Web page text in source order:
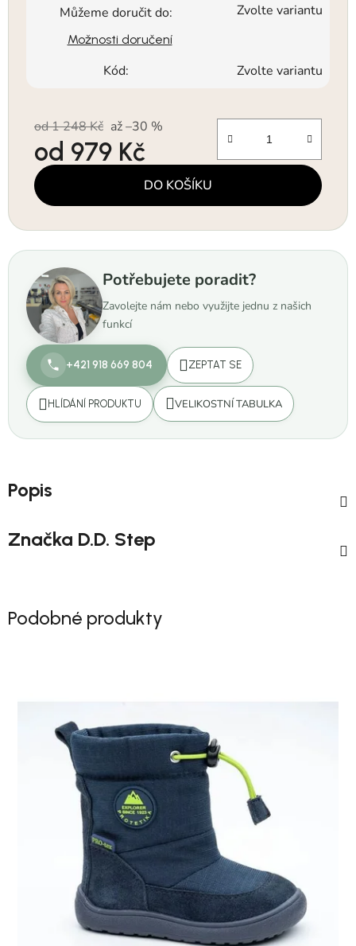
Můžeme doručit do: Zvolte variantu
Možnosti doručení
Kód: Zvolte variantu
od 1 248 Kč až –30 %
od 979 Kč
Měrná cena: DO KOŠÍKU
Potřebujete poradit?
Zavolejte nám nebo využijte jednu z našich
funkcí
+421 918 669 804 ZEPTAT SE
HLÍDÁNÍ PRODUKTU VELIKOSTNÍ TABULKA
Popis
Značka D.D. Step
Podobné produkty